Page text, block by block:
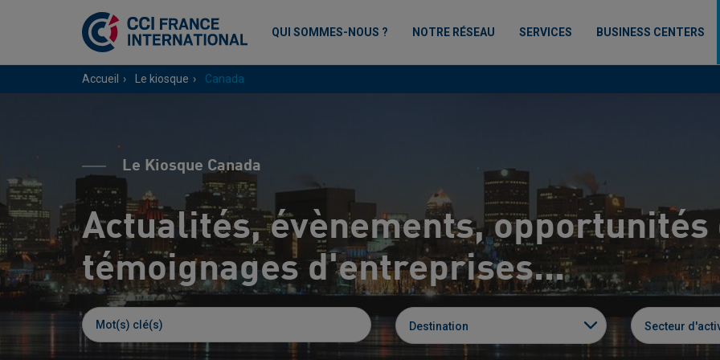
QUI SOMMES-NOUS ? NOTRE RÉSEAU SERVICES BUSINESS CENTERS
Accueil Le kiosque Canada
Le Kiosque Canada
Actualités, évènements,
témoignages d'entreprises...
Destination Secteur